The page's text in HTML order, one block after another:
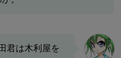
君は木利屋を